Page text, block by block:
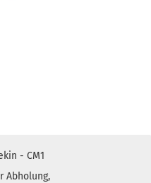
- CM1
Abholung,